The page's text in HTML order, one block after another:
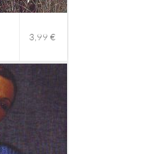
3,99 €